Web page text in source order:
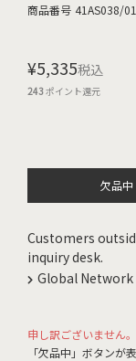
商品番号 41AS038/
¥5,335税込
243ポイント還元
欠品中
Customers
inquiry desk.
Global Network
申し訳ございません
「欠品中」ボタンが